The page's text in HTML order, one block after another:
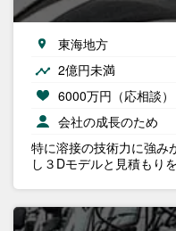
東海地方
2億円未満
6000万円（応相談）
会社の成長のため
特に溶接の技術力に強み
し３Dモデルと見積もり